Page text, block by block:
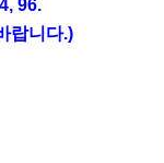
96.
랍니다.)